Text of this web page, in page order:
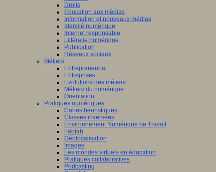
Droits
Education aux médias
Information et nouveaux médias
Identité numérique
Internet responsable
Littératie numérique
Publication
Réseaux sociaux
Métiers
Entrepreneuriat
Entreprises
Evolutions des métiers
Métiers du numérique
Orientation
Pratiques numériques
Cartes heuristiques
Classes inversées
Environnement Numérique de Travail
Fablab
Géolocalisation
Images
Les mondes virtuels en éducation
Pratiques collaboratives
Podcasting